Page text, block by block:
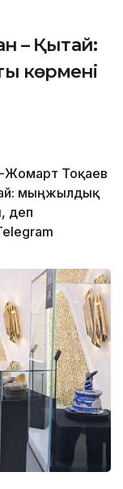
– Қытай:
көрмені
Тоқаев
мыңжылдық
деп